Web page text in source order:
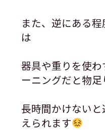
また、逆にある
は
器具や重りを使
ーニングだと物
長時間かけない
えられます